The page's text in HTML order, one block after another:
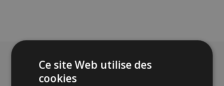
Ce site Web utilise des
cookies